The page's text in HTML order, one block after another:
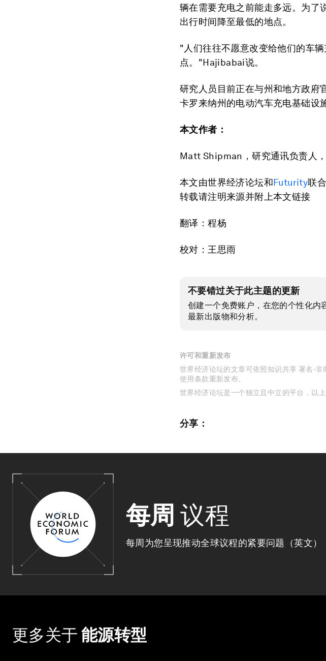
辆在需要充电之前能走多远。为了
出行时间降至最低的地点。
"人们往往不愿意改变给他们的车
点。"Hajibabai说。
研究人员目前正在与州和地方政府
卡罗来纳州的电动汽车充电基础设
本文作者：
Matt Shipman，研究通讯负责人
本文由世界经济论坛和Futurity联
转载请注明来源并附上本文链接
翻译：程杨
校对：王思雨
不要错过关于此主题的更新
创建一个免费账户，在您的个性化内
最新出版物和分析。
许可和重新发布
世界经济论坛的文章可依照知识共享 署名-
使用条款重新发布。
世界经济论坛是一个独立且中立的平台，以
分享：
每周 议程
每周为您呈现推动全球议程的紧要问题（英文）
更多关于 能源转型